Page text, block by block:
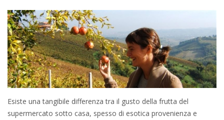
Esiste una tangibile differenza tra il gusto della frutta del
supermercato sotto casa, spesso di esotica provenienza e